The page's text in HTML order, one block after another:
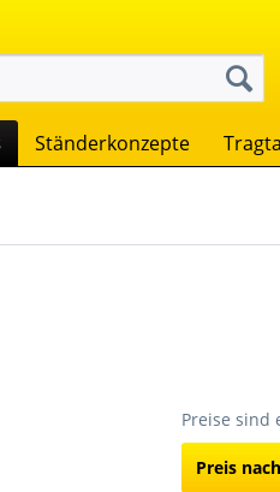
Ständerkonzepte
Preise sind
Preis